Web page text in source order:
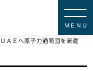
ＡＥへ原子力通商団を派遣